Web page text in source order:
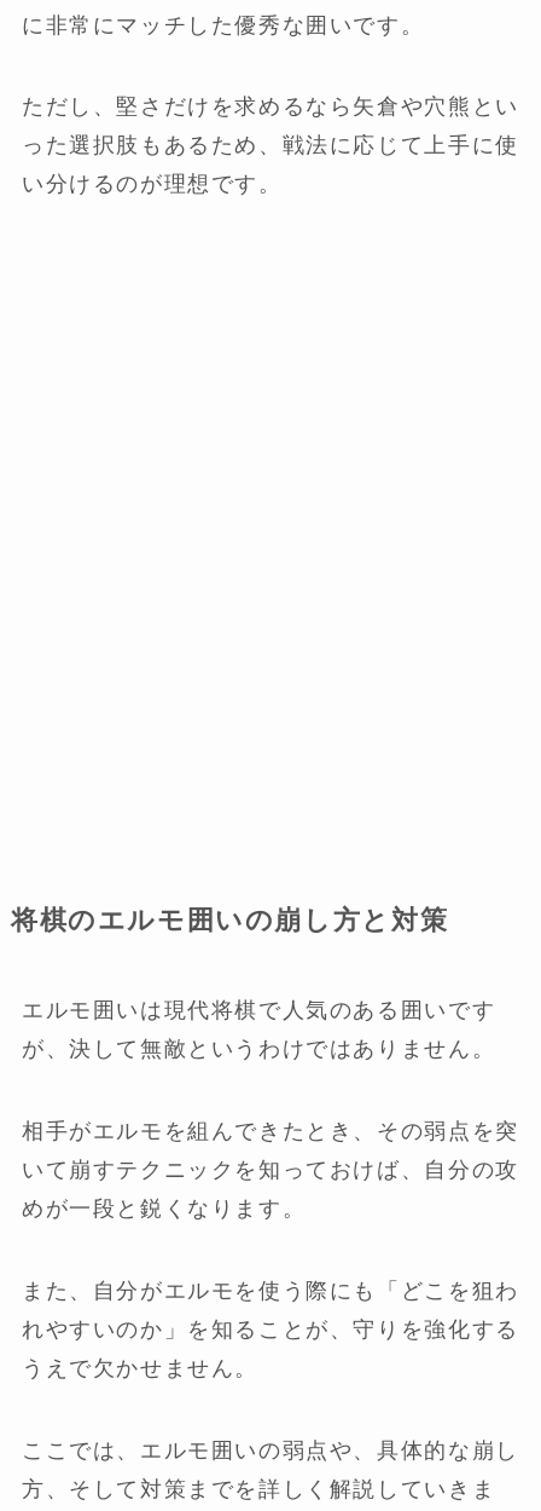
に非常にマッチした優秀な囲いです。
ただし、堅さだけを求めるなら矢倉や穴熊とい
った選択肢もあるため、戦法に応じて上手に使
い分けるのが理想です。
将棋のエルモ囲いの崩し方と対策
エルモ囲いは現代将棋で人気のある囲いです
が、決して無敵というわけではありません。
相手がエルモを組んできたとき、その弱点を突
いて崩すテクニックを知っておけば、自分の攻
めが一段と鋭くなります。
また、自分がエルモを使う際にも「どこを狙わ
れやすいのか」を知ることが、守りを強化する
うえで欠かせません。
ここでは、エルモ囲いの弱点や、具体的な崩し
方、そして対策までを詳しく解説していきま